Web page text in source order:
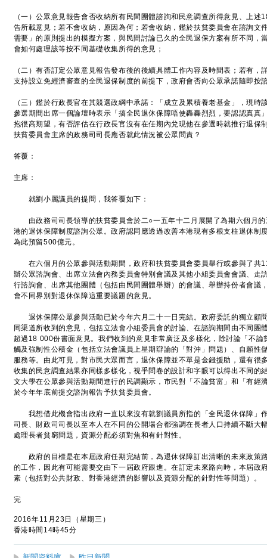
（一）公眾意見報告會否收納所有民間團體諮詢和民意調查所得意見、上
告所載意見；若不會收納，原因為何；若會收納，鑑於扶貧委員會在諮詢文
需要」的原則提出的模擬方案，與民間討論已久的全民退保方案有所不同，
會如何處理該等按不同基礎收集所得的意見；
（二）有否訂定公眾意見報告發布後的後續具體工作內容及時間表；若有
支持設立免經濟審查的全民退保制度的前提下，政府會否向公眾承諾隨即按
（三）鑑於行政長官在其競選政綱中承諾：「成立及累積養老基金」，現
參選期間出席一個論壇時表示「搞全民退休保障唔使轟轟烈烈，要認認真真
抱很高期望，有否評估在行政長官沒有在任期內兌現他在參選時就推行退保
扶貧委員會主席的政務司司長應否就此情況被公眾問責？
答覆：
主席：
就劉小麗議員的提問，我答覆如下：
由政務司司長領導的扶貧委員會於二○一五年十二月展開了為期六個月的
港的退休保障制度諮詢公眾。政府認同應透過改善本港現有多根支柱退休制
為此預留500億元。
在六個月的公眾參與活動期間，政府和扶貧委員會委員舉行或參與了共
辦公眾諮詢會、出席立法會內務委員會特別會議及其他小組委員會會議、走
行諮詢會、出席其他團體（包括由民間團體舉辦）的會議、舉辦持份者會議
會不同界別對退休保障這重要議題的意見。
退休保障公眾參與活動已於今年六月二十一日完結。政府委託的獨立顧
同渠道所收到的意見，包括立法會小組委員會的討論、在諮詢期間由不同團
超過18 000份書面意見。我們收到的意見非常廣泛及多樣化，除討論「不
觸及強制性公積金（包括立法會議員上星期辯論的「對沖」問題）、自願性
服務等。由此可見，對市民大眾而言，退休保障並不單是金錢援助，還有很
收集的民意調查結果亦同樣多樣化，視乎問卷的設計和字眼可以得出不同的
文大學在公眾參與活動期間進行的民調顯示，市民對「不論貧富」和「有經
於今年年底前提交諮詢報告予扶貧委員會。
我想借此機會指出政府一直以來沒有就劉議員所指的「全民退休保障」
司長、財政司司長以至本人在不同的公開場合都強調在長者人口持續不斷大
處理長者貧窮問題，資源分配必須對焦和有針對性。
政府的目標是在本屆政府任期完結前，為退休保障訂出清晰的未來政策
的工作，因此有可能需要交由下一屆政府跟進。在訂定未來路向時，本屆政
素（包括對公共財政、對香港經濟的影響以及資源分配的針對性等問題）。
完
2016年11月23日（星期三）
香港時間14時45分